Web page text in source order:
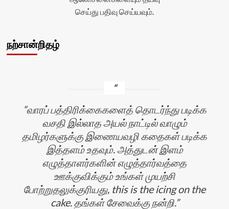
செய்து பதிவு செய்யவும்.
நற்சான்றிதழ்
வாரப் பத்திரிக்கைகளைத் தொடர்ந்து படிக்க
வசதி இல்லாத அயல் நாட்டில் வாழும்
தமிழர்களுக்கு இணையவழி கதைகள் படிக்க
இத்தளம் உதவும். அத்துடன் இளம்
எழுத்தாளர்களின் எழுத்தார்வத்தை
ஊக்குவிக்கும் உங்கள் முயற்சி
போற்றுதலுக்குரியது, this is the icing on the
cake. தங்கள் சேவைக்கு நன்றி.